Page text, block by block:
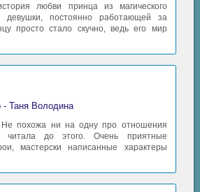
любви принца из магического
девушки, постоянно работающей за
просто стало скучно, ведь его мир
- Таня Володина
Не похожа ни на одну про отношения
до этого. Очень приятные
мастерски написанные характеры